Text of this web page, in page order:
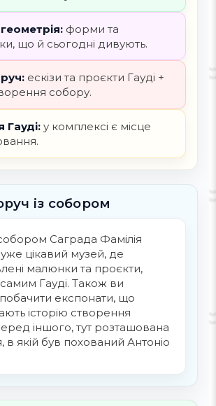
форми та
що й сьогодні дивують.
ескізи та проєкти Гауді +
собору.
Гауді:у комплексі є місце
із собором
Саграда Фамілія
цікавий музей, де
малюнки та проєкти,
Гауді. Також ви
експонати, що
історію створення
іншого, тут розташована
в якій був похований Антоніо